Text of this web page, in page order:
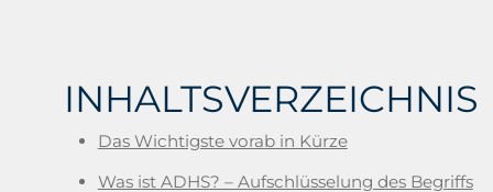
INHALTSVERZEICHNIS
Das Wichtigste vorab in Kürze
Was ist ADHS? – Aufschlüsselung des Begriffs